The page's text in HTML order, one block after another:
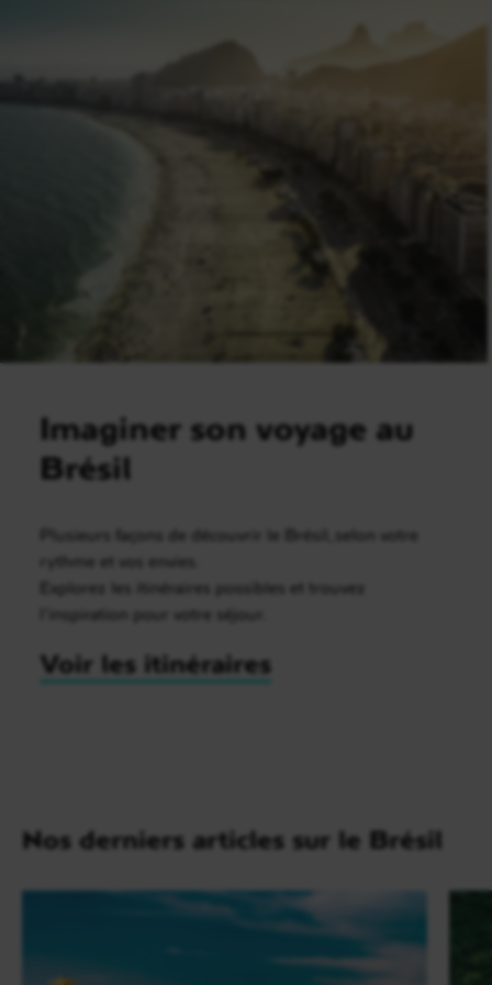
Imaginer son voyage au
Brésil
Plusieurs façons de découvrir le Brésil, selon votre
rythme et vos envies.
Explorez les itinéraires possibles et trouvez
l’inspiration pour votre séjour.
Voir les itinéraires
Nos derniers articles sur le Brésil